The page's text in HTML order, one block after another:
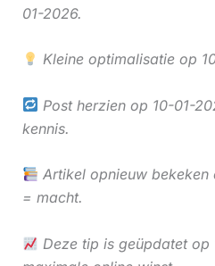
01-2026.
Kleine optimalisatie op
Post herzien op 10-01-
kennis.
Artikel opnieuw bekeken
= macht.
Deze tip is geüpdatet